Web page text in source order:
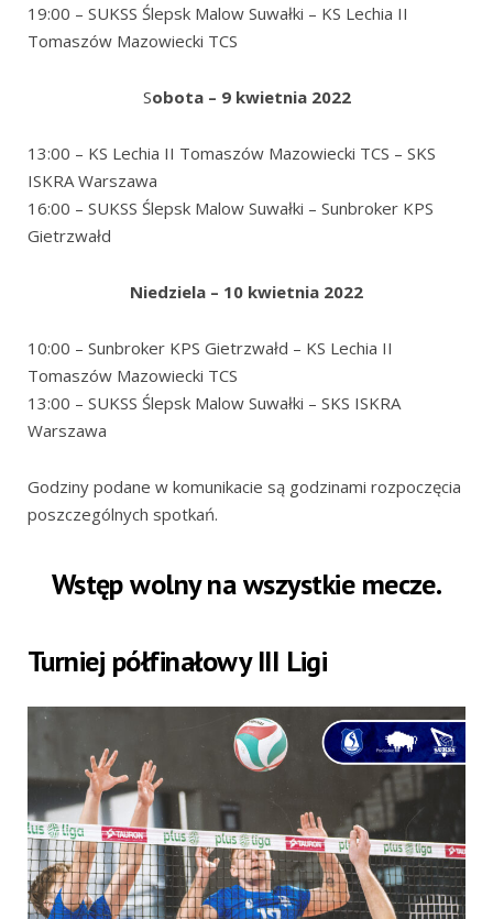
19:00 – SUKSS Ślepsk Malow Suwałki – KS Lechia II
Tomaszów Mazowiecki TCS
Sobota – 9 kwietnia 2022
13:00 – KS Lechia II Tomaszów Mazowiecki TCS – SKS
ISKRA Warszawa
16:00 – SUKSS Ślepsk Malow Suwałki – Sunbroker KPS
Gietrzwałd
Niedziela – 10 kwietnia 2022
10:00 – Sunbroker KPS Gietrzwałd – KS Lechia II
Tomaszów Mazowiecki TCS
13:00 – SUKSS Ślepsk Malow Suwałki – SKS ISKRA
Warszawa
Godziny podane w komunikacie są godzinami rozpoczęcia
poszczególnych spotkań.
Wstęp wolny na wszystkie mecze.
Turniej półfinałowy III Ligi